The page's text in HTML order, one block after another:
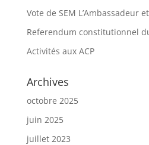
Vote de SEM L’Ambassadeur
Referendum constitutionnel
Activités aux ACP
Archives
octobre 2025
juin 2025
juillet 2023